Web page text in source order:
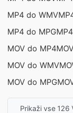
MP4 do WMV
MP4 do MPG
MOV do MP4
MOV do WMV
MOV do MPG
Prikaži vse